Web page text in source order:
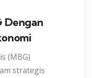
Dengan
(MBG)
strategis